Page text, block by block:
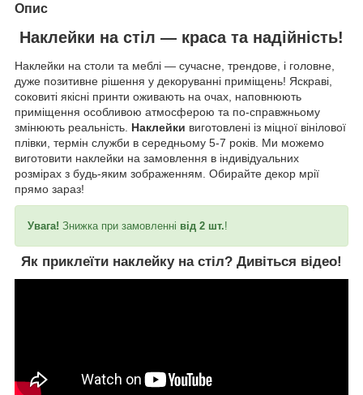
Опис
Наклейки на стіл — краса та надійність!
Наклейки на столи та меблі — сучасне, трендове, і головне,
дуже позитивне рішення у декоруванні приміщень! Яскраві,
соковиті якісні принти оживають на очах, наповнюють
приміщення особливою атмосферою та по-справжньому
змінюють реальність. Наклейки виготовлені із міцної вінілової
плівки, термін служби в середньому 5-7 років. Ми можемо
виготовити наклейки на замовлення в індивідуальних
розмірах з будь-яким зображенням. Обирайте декор мрії
прямо зараз!
Увага! Знижка при замовленні від 2 шт.!
Як приклеїти наклейку на стіл? Дивіться відео!